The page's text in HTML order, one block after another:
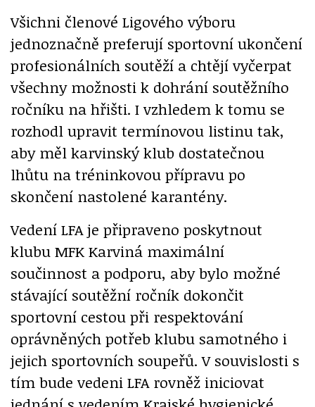
Všichni členové Ligového výboru
jednoznačně preferují sportovní ukončení
profesionálních soutěží a chtějí vyčerpat
všechny možnosti k dohrání soutěžního
ročníku na hřišti. I vzhledem k tomu se
rozhodl upravit termínovou listinu tak,
aby měl karvinský klub dostatečnou
lhůtu na tréninkovou přípravu po
skončení nastolené karantény.
Vedení LFA je připraveno poskytnout
klubu MFK Karviná maximální
součinnost a podporu, aby bylo možné
stávající soutěžní ročník dokončit
sportovní cestou při respektování
oprávněných potřeb klubu samotného i
jejich sportovních soupeřů. V souvislosti s
tím bude vedeni LFA rovněž iniciovat